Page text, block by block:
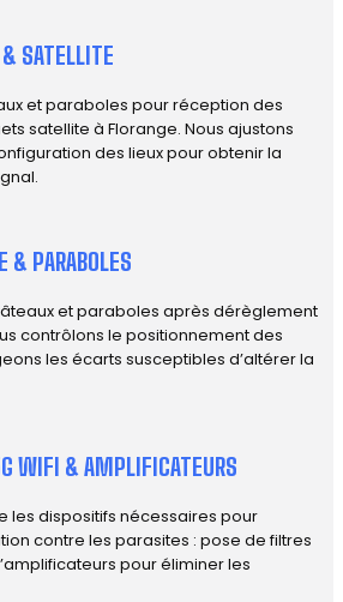
SATELLITE
et paraboles pour réception des
satellite à Florange. Nous ajustons
des lieux pour obtenir la
& PARABOLES
et paraboles après dérèglement
contrôlons le positionnement des
les écarts susceptibles d’altérer la
WIFI & AMPLIFICATEURS
les dispositifs nécessaires pour
contre les parasites : pose de filtres
pour éliminer les